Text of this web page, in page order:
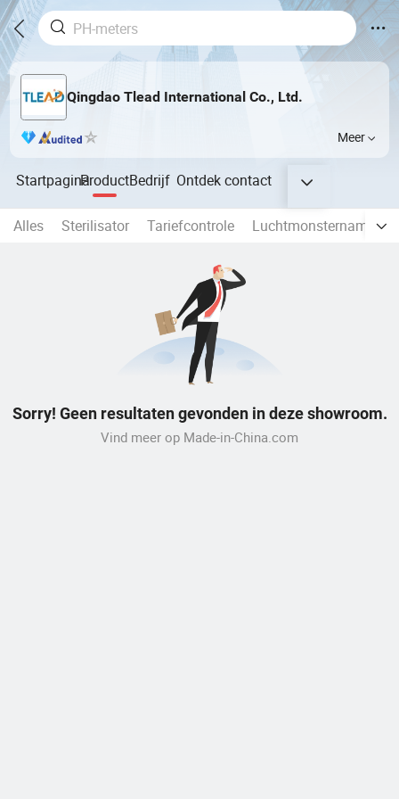
Qingdao Tlead International Co., Ltd.
Meer
StartpaginaProductBedrijf Ontdekcontact
Alles Sterilisator Tariefcontrole
Sorry! Geen resultaten gevonden in deze showroom.
Vind meer op Made-in-China.com